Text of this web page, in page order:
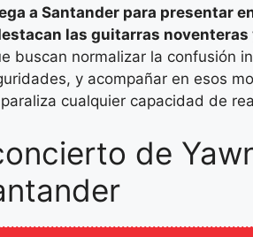
a Santander para presentar
las guitarras
buscan normalizar la confusión
y acompañar en esos
cualquier capacidad de
de